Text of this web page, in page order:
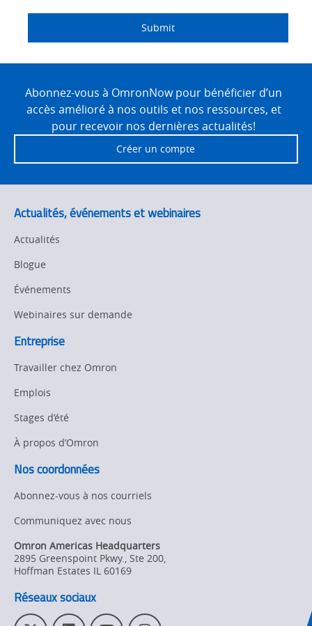
Submit
FooterAbonnez-vous à OmronNow pour bénéficier d’un
accès amélioré à nos outils et nos ressources, et
pour recevoir nos dernières actualités!
Créer un compte
Actualités, événements et webinaires
Actualités
Blogue
Événements
Webinaires sur demande
Entreprise
Travailler chez Omron
Emplois
Stages d’été
À propos d’Omron
Nos coordonnées
Abonnez-vous à nos courriels
Communiquez avec nous
Omron Americas Headquarters
2895 Greenspoint Pkwy., Ste 200,
Hoffman Estates IL 60169
Réseaux sociaux